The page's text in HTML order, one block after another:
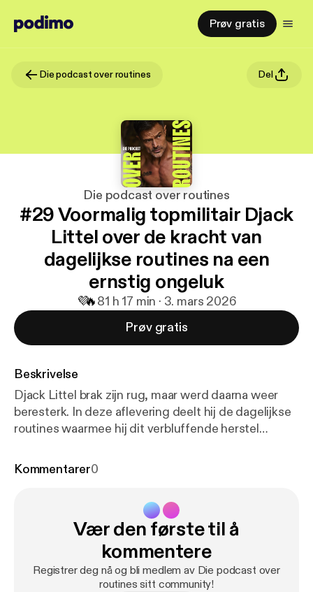
Prøv gratis
Die podcast over routines Del
Die podcast over routines
#29 Voormalig topmilitair Djack
Littel over de kracht van
dagelijkse routines na een
ernstig ongeluk
💜🔥81 h 17 min · 3. mars 2026
Prøv gratis
Beskrivelse
Djack Littel brak zijn rug, maar werd daarna weer
beresterk. In deze aflevering deelt hij de dagelijkse
routines waarmee hij dit verbluffende herstel
ps://instagram.com/middle_child_media?igshid=Ym
] for more information.
Kommentarer0
Vær den første til å
kommentere
Registrer deg nå og bli medlem av Die podcast over
routines sitt community!